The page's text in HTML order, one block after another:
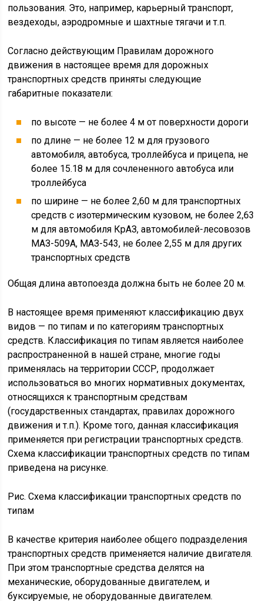
пользования. Это, например, карьерный транспорт,
вездеходы, аэродромные и шахтные тягачи и т.п.
Согласно действующим Правилам дорожного
движения в настоящее время для дорожных
транспортных средств приняты следующие
габаритные показатели:
по высоте — не более 4 м от поверхности дороги
по длине — не более 12 м для грузового
автомобиля, автобуса, троллейбуса и прицепа, не
более 15.18 м для сочлененного автобуса или
троллейбуса
по ширине — не более 2,60 м для транспортных
средств с изотермическим кузовом, не более 2,63
м для автомобиля КрАЗ, автомобилей-лесовозов
МАЗ-509А, МАЗ-543, не более 2,55 м для других
транспортных средств
Общая длина автопоезда должна быть не более 20 м.
В настоящее время применяют классификацию двух
видов — по типам и по категориям транспортных
средств. Классификация по типам является наиболее
распространенной в нашей стране, многие годы
применялась на территории СССР, продолжает
использоваться во многих нормативных документах,
относящихся к транспортным средствам
(государственных стандартах, правилах дорожного
движения и т.п.). Кроме того, данная классификация
применяется при регистрации транспортных средств.
Схема классификации транспортных средств по типам
приведена на рисунке.
Рис. Схема классификации транспортных средств по
типам
В качестве критерия наиболее общего подразделения
транспортных средств применяется наличие двигателя.
При этом транспортные средства делятся на
механические, оборудованные двигателем, и
буксируемые, не оборудованные двигателем.